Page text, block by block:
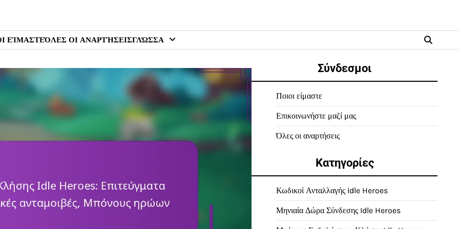
ΕΊΜΑΣΤΕΌΛΕΣ ΟΙ ΑΝΑΡΤΉΣΕΙΣΓΛΏΣΣΑ
Σύνδεσμοι
Ποιοι είμαστε
Επικοινωνήστε μαζί μας
Όλες οι αναρτήσεις
Κατηγορίες
Κωδικοί Ανταλλαγής Idle Heroes
Μηνιαία Δώρα Σύνδεσης Idle Heroes